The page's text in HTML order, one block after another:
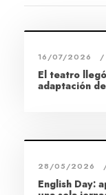
16/07/2026
El teatro
adaptación
28/05/2026
English Day: